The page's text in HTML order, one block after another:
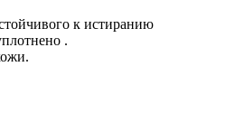
к истиранию
.